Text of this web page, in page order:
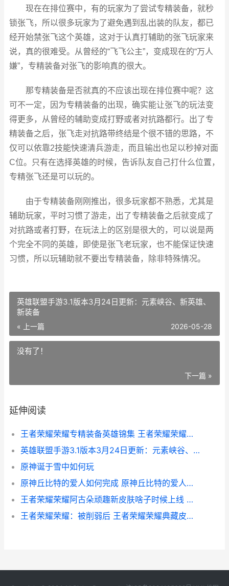
现在在排位赛中，有的玩家为了尝试专精装备，就秒
锁张飞，所以很多玩家为了避免遇到乱出装的队友，都已
经开始禁张飞这个英雄，这对于认真打辅助的张飞玩家来
说，真的很难受。从曾经的“飞飞公主”，变成现在的“万人
嫌”，专精装备对张飞的影响真的很大。
那专精装备是否就真的不应该出现在排位赛中呢？这
可不一定，因为专精装备的出现，确实能让张飞的玩法变
得更多，从曾经的辅助变成打野或者对抗路都行。出了专
精装备之后，张飞走对抗路带终结是个很不错的思路，不
仅可以依靠2技能快速清兵游走，而且输出也足以秒掉对面
C位。只有在选择英雄的时候，告诉队友自己打什么位置，
专精张飞还是可以玩的。
由于专精装备刚刚推出，很多玩家都不熟悉，尤其是
辅助玩家，平时习惯了游走，出了专精装备之后就变成了
对抗路或者打野，在玩法上的区别是很大的，可以说是两
个完全不同的英雄，即使是张飞老玩家，也不能保证快速
习惯，所以玩辅助就不要出专精装备，除非特殊情况。
英雄联盟手游3.1版本3月24日更新：元素峡谷、新英雄、
新装备
« 上一篇 2026-05-28
没有了！
下一篇 »
延伸阅读
王者荣耀荣耀专精装备英雄锦集 王者荣耀荣耀专属称号解锁条件
英雄联盟手游3.1版本3月24日更新：元素峡谷、新英雄、新装备
原神诞于雪中如何玩
原神丘比特的爱人如何完成 原神丘比特的爱人寻找封印_1
王者荣耀荣耀阿古朵顽趣新皮肤啥子时候上线 王者荣耀阿勇
王者荣耀荣耀：被削弱后 王者荣耀荣耀典藏皮肤排名